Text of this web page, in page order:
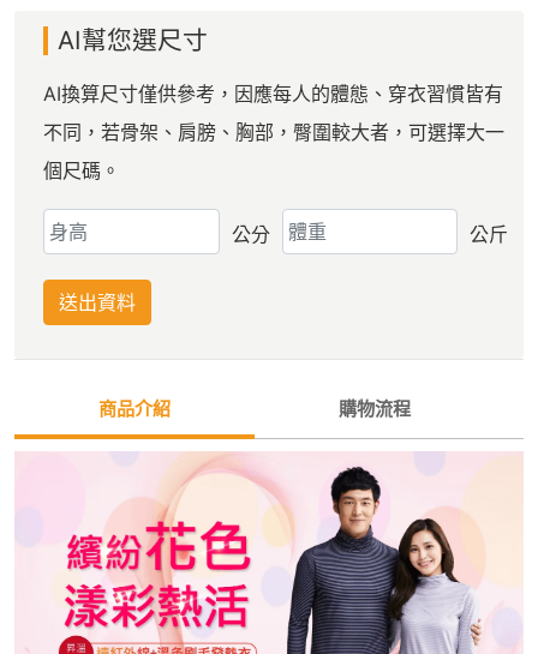
AI幫您選尺寸
AI換算尺寸僅供參考，因應每人的體態、穿衣習慣皆有
不同，若骨架、肩膀、胸部，臀圍較大者，可選擇大一
個尺碼。
公分 公斤
送出資料
商品介紹 購物流程